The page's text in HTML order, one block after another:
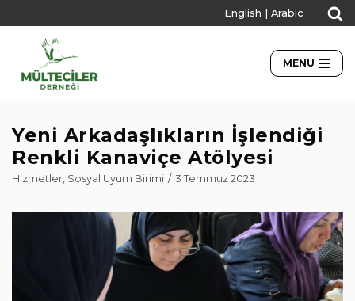
English Arabic
MENU
Yeni Arkadaşlıkların İşlendiği
Renkli Kanaviçe Atölyesi
Hizmetler, Sosyal Uyum Birimi 3 Temmuz 2023